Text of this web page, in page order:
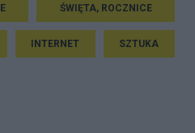
ŚWIĘTA, ROCZNICE
INTERNET SZTUKA